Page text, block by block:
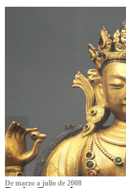
De marzo a julio de 2008